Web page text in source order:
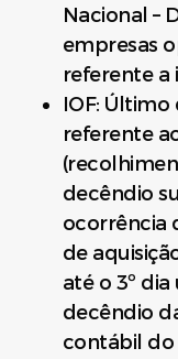
Nacional –
empresas
referente a
IOF:
referente
decêndio
ocorrência
de
até o 3º
decêndio
contábil do